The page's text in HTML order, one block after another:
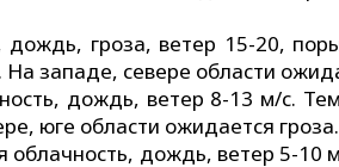
дождь, гроза, ветер 15-20,
западе, севере области
дождь, ветер 8-13 м/с.
юге области ожидается гроза.
дождь, ветер 5-10